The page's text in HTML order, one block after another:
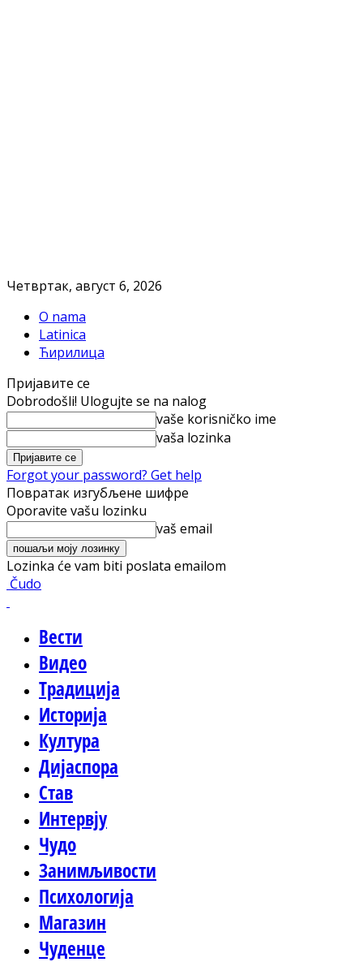
Четвртак, август 6, 2026
O nama
Latinica
Ћирилица
Пријавите се
Dobrodošli! Ulogujte se na nalog
vaše korisničko ime
vaša lozinka
Forgot your password? Get help
Повратак изгубљене шифре
Oporavite vašu lozinku
vaš email
Lozinka će vam biti poslata emailom
Čudo
Вести
Видео
Традиција
Историја
Култура
Дијаспора
Став
Интервју
Чудо
Занимљивости
Психологија
Магазин
Чуденце